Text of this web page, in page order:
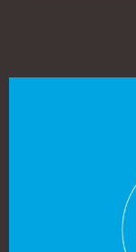
Design e
assegurando a